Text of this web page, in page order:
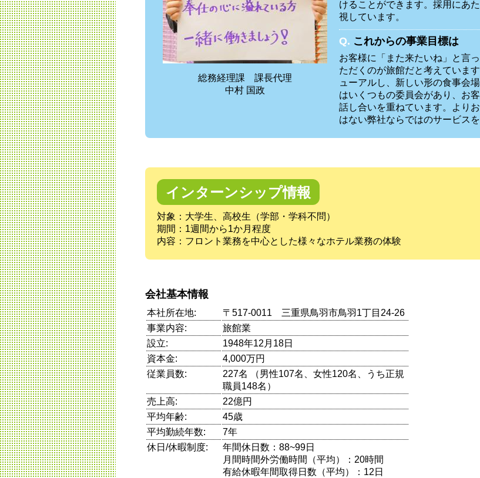
総務経理課 課長代理
中村 国政
けることができます。採用にあ
視しています。
Q. これからの事業目標は
お客様に「また来たいね」と言
ただくのが旅館だと考えていま
ューアルし、新しい形の食事会
はいくつもの委員会があり、お
話し合いを重ねています。より
はない弊社ならではのサービス
インターンシップ情報
対象：大学生、高校生（学部・学科不問）
期間：1週間から1か月程度
内容：フロント業務を中心とした様々なホテル業務の体験
会社基本情報
本社所在地:
〒517-0011 三重県鳥羽市鳥羽1丁目24-26
事業内容:
旅館業
設立:
1948年12月18日
資本金:
4,000万円
従業員数:
227名 （男性107名、女性120名、うち正規
職員148名）
売上高:
22億円
平均年齢:
45歳
平均勤続年数:
7年
休日/休暇制度:
年間休日数：88~99日
月間時間外労働時間（平均）：20時間
有給休暇年間取得日数（平均）：12日